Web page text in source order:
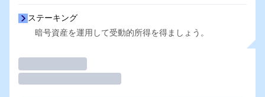
ステーキング
暗号資産を運用して受動的所得を得ましょう。